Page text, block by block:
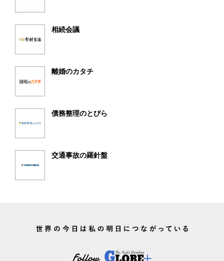
相続会議
離婚のカタチ
債務整理のとびら
交通事故の羅針盤